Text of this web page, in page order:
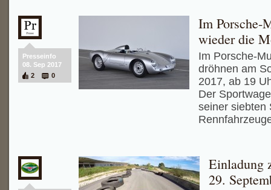
Presseinfo
08. Sep 2017
2
0
Im Porsche-
wieder die
Im Porsche-
dröhnen am
2017, ab 19
Der
seiner siebten
Einladung
29.